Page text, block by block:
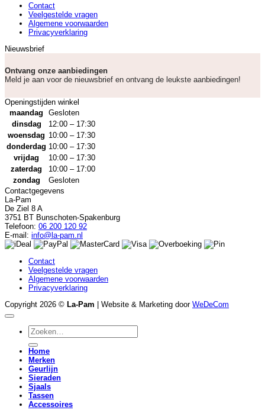
Contact
Veelgestelde vragen
Algemene voorwaarden
Privacyverklaring
Nieuwsbrief
Ontvang onze aanbiedingen
Meld je aan voor de nieuwsbrief en ontvang de leukste aanbiedingen!
Openingstijden winkel
maandag
Gesloten
dinsdag
12:00 – 17:30
woensdag 10:00 – 17:30
donderdag 10:00 – 17:30
vrijdag
10:00 – 17:30
zaterdag
10:00 – 17:00
zondag
Gesloten
Contactgegevens
La-Pam
De Ziel 8 A
3751 BT Bunschoten-Spakenburg
Telefoon: 06 200 120 92
E-mail: info@la-pam.nl
Contact
Veelgestelde vragen
Algemene voorwaarden
Privacyverklaring
Copyright 2026 © La-Pam | Website & Marketing door WeDeCom
Zoeken
naar:
Home
Merken
Geurlijn
Sieraden
Sjaals
Tassen
Accessoires